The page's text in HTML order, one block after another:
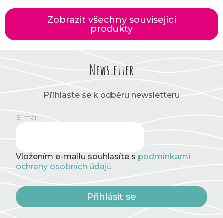
Zobrazit všechny související
produkty
Newsletter
Přihlaste se k odběru newsletteru
E-mail
Vložením e-mailu souhlasíte s podmínkami
ochrany osobních údajů
Přihlásit se